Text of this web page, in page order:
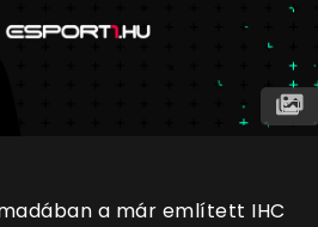
a már említett IHC